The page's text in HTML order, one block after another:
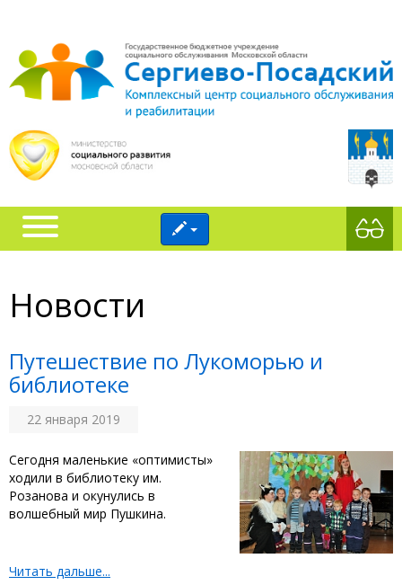
Новости
Путешествие по Лукоморью и
библиотеке
22 января 2019
Сегодня маленькие «оптимисты»
ходили в библиотеку им.
Розанова и окунулись в
волшебный мир Пушкина.
Читать дальше...